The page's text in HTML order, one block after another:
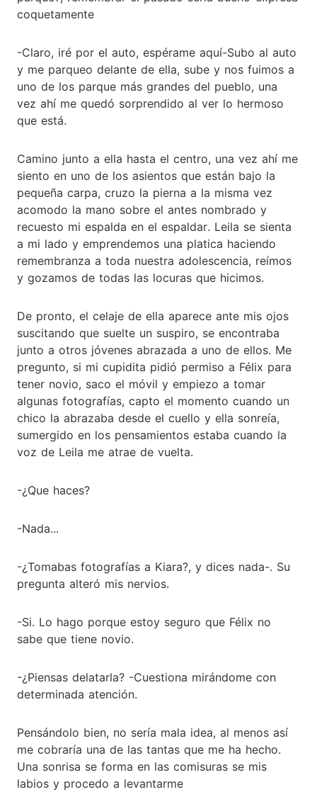
coquetamente
-Claro, iré por el auto, espérame aquí-Subo al auto
y me parqueo delante de ella, sube y nos fuimos a
uno de los parque más grandes del pueblo, una
vez ahí me quedó sorprendido al ver lo hermoso
que está.
Camino junto a ella hasta el centro, una vez ahí me
siento en uno de los asientos que están bajo la
pequeña carpa, cruzo la pierna a la misma vez
acomodo la mano sobre el antes nombrado y
recuesto mi espalda en el espaldar. Leila se sienta
a mi lado y emprendemos una platica haciendo
remembranza a toda nuestra adolescencia, reímos
y gozamos de todas las locuras que hicimos.
De pronto, el celaje de ella aparece ante mis ojos
suscitando que suelte un suspiro, se encontraba
junto a otros jóvenes abrazada a uno de ellos. Me
pregunto, si mi cupidita pidió permiso a Félix para
tener novio, saco el móvil y empiezo a tomar
algunas fotografías, capto el momento cuando un
chico la abrazaba desde el cuello y ella sonreía,
sumergido en los pensamientos estaba cuando la
voz de Leila me atrae de vuelta.
-¿Que haces?
-Nada...
-¿Tomabas fotografías a Kiara?, y dices nada-. Su
pregunta alteró mis nervios.
-Si. Lo hago porque estoy seguro que Félix no
sabe que tiene novio.
-¿Piensas delatarla? -Cuestiona mirándome con
determinada atención.
Pensándolo bien, no sería mala idea, al menos así
me cobraría una de las tantas que me ha hecho.
Una sonrisa se forma en las comisuras se mis
labios y procedo a levantarme